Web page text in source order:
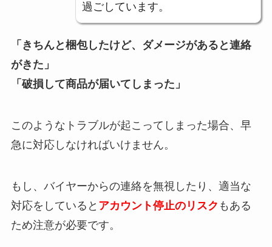
過ごしています。
「きちんと梱包したけど、ダメージがあると連絡
がきた」
「破損して商品が届いてしまった」
このようなトラブルが起こってしまった場合、早
急に対応しなければいけません。
もし、バイヤーからの連絡を無視したり、適当な
対応をしていると アカウント停止のリスク もある
ため注意が必要です。